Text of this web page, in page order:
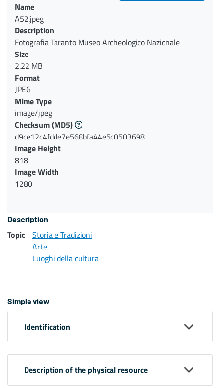
Name
A52.jpeg
Description
Fotografia Taranto Museo Archeologico Nazionale
Size
2.22 MB
Format
JPEG
Mime Type
image/jpeg
Checksum(MD5)
d9ce12c4fdde7e568bfa44e5c0503698
Image Height
818
Image Width
1280
Description
Topic
Storia e Tradizioni
Arte
Luoghi della cultura
Simple view
Identification
Description of the physical resource